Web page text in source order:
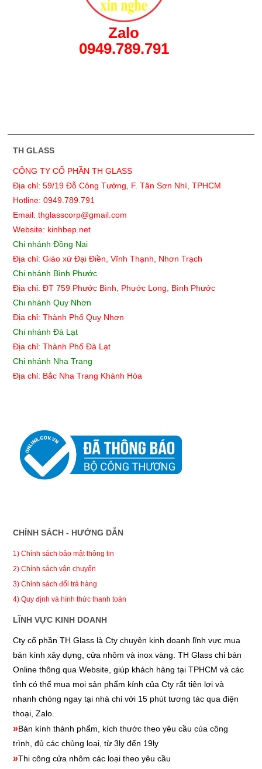
Zalo
0949.789.791
TH GLASS
CÔNG TY CỔ PHẦN TH GLASS
Địa chỉ: 59/19 Đỗ Công Tường, F. Tân Sơn Nhì, TPHCM
Hotline: 0949.789.791
Email: thglasscorp@gmail.com
Website: kinhbep.net
Chi nhánh Đồng Nai
Địa chỉ: Giáo xứ Đại Điền, Vĩnh Thạnh, Nhơn Trạch
Chi nhánh Bình Phước
Địa chỉ: ĐT 759 Phước Bình, Phước Long, Bình Phước
Chi nhánh Quy Nhơn
Địa chỉ: Thành Phố Quy Nhơn
Chi nhánh Đà Lạt
Địa chỉ: Thành Phố Đà Lạt
Chi nhánh Nha Trang
Địa chỉ: Bắc Nha Trang Khánh Hòa
CHÍNH SÁCH - HƯỚNG DẪN
1) Chính sách bảo mật thông tin
2) Chính sách vận chuyển
3) Chính sách đổi trả hàng
4) Quy định và hình thức thanh toán
LĨNH VỰC KINH DOANH
Cty cổ phần TH Glass là Cty chuyên kinh doanh lĩnh vực mua
bán kính xây dựng, cửa nhôm và inox vàng. TH Glass chỉ bán
Online thông qua Website, giúp khách hàng tại TPHCM và các
tỉnh có thể mua mọi sản phẩm kính của Cty rất tiện lợi và
nhanh chóng ngay tại nhà chỉ với 15 phút tương tác qua điện
thoại, Zalo.
»Bán kính thành phẩm, kích thước theo yêu cầu của công
trình, đủ các chủng loại, từ 3ly đến 19ly
»Thi công cửa nhôm các loại theo yêu cầu